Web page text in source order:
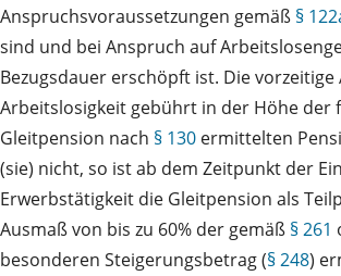
Anspruchsvoraussetzungen gemäß §
sind und bei Anspruch auf
Bezugsdauer erschöpft ist. Die
Arbeitslosigkeit gebührt in der Höhe der
Gleitpension nach § 130 ermittelten
(sie) nicht, so ist ab dem Zeitpunkt der
Erwerbstätigkeit die Gleitpension als
Ausmaß von bis zu 60% der gemäß § 261
besonderen Steigerungsbetrag (§ 248)